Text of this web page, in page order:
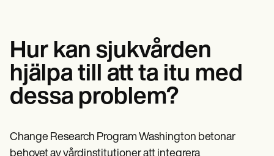
Hur kan sjukvården
hjälpa till att ta itu med
dessa problem?
Change Research Program Washington betonar
behovet av vårdinstitutioner att integrera